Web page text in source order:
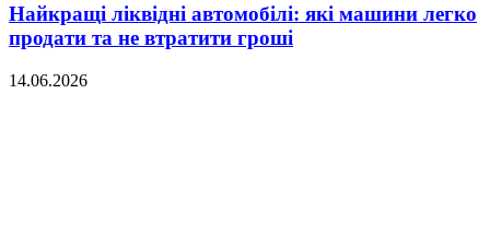
Найкращі ліквідні автомобілі: які машини легко
продати та не втратити гроші
14.06.2026